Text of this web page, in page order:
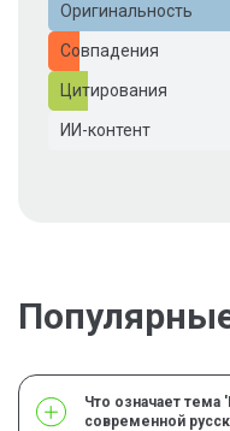
Оригинальность
Совпадения
Цитирования
ИИ-контент
Что означает
современной